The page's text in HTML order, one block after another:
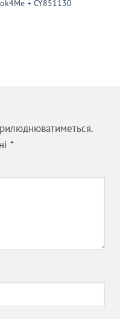
+ CY851130
*